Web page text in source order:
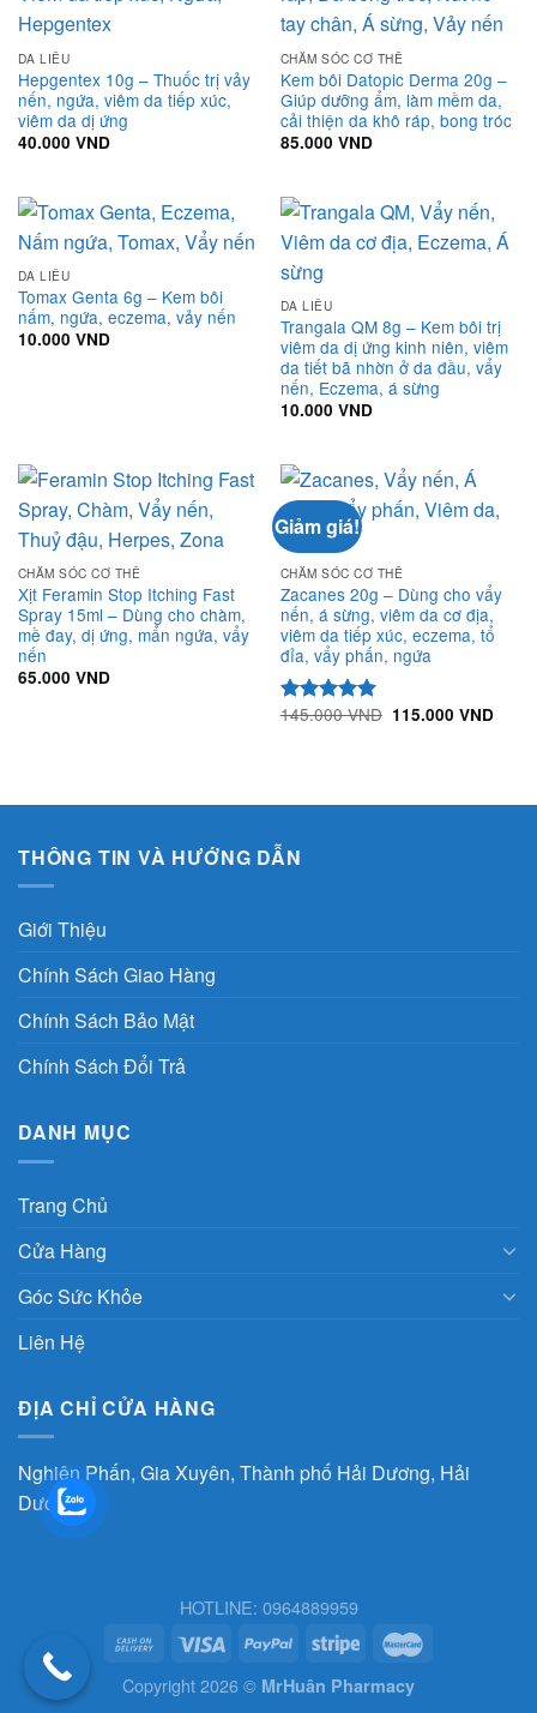
DA LIỄU
Hepgentex 10g – Thuốc trị vảy
nến, ngứa, viêm da tiếp xúc,
viêm da dị ứng
40.000 VND
CHĂM SÓC CƠ THỂ
Kem bôi Datopic Derma 20g –
Giúp dưỡng ẩm, làm mềm da,
cải thiện da khô ráp, bong tróc
85.000 VND
DA LIỄU
Tomax Genta 6g – Kem bôi
nấm, ngứa, eczema, vảy nến
10.000 VND
DA LIỄU
Trangala QM 8g – Kem bôi trị
viêm da dị ứng kinh niên, viêm
da tiết bã nhờn ở da đầu, vẩy
nến, Eczema, á sừng
10.000 VND
CHĂM SÓC CƠ THỂ
Xịt Feramin Stop Itching Fast
Spray 15ml – Dùng cho chàm,
mề đay, dị ứng, mẩn ngứa, vẩy
nến
65.000 VND
Giảm giá!
CHĂM SÓC CƠ THỂ
Zacanes 20g – Dùng cho vẩy
nến, á sừng, viêm da cơ địa,
viêm da tiếp xúc, eczema, tổ
đỉa, vẩy phấn, ngứa
Được xếp
145.000VND Giá
gốc
115.000 VNDGiá
THÔNG TIN VÀ HƯỚNG DẪN
Giới Thiệu
Chính Sách Giao Hàng
Chính Sách Bảo Mật
Chính Sách Đổi Trả
DANH MỤC
Trang Chủ
Cửa Hàng
Góc Sức Khỏe
Liên Hệ
ĐỊA CHỈ CỬA HÀNG
Nghiên Phấn, Gia Xuyên, Thành phố Hải Dương, Hải
Dương
HOTLINE: 0964889959
Copyright 2026 © MrHuân Pharmacy